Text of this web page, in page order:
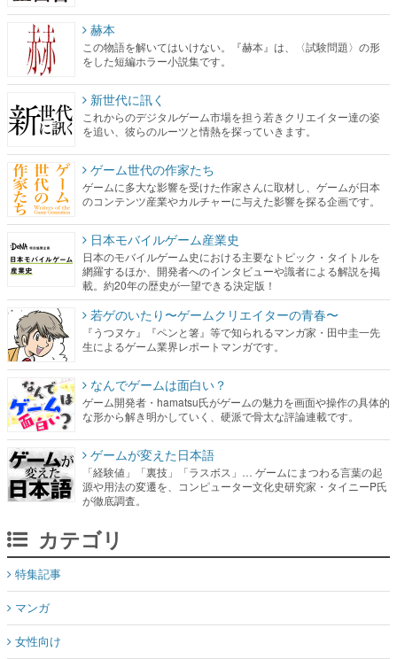
赫本
この物語を解いてはいけない。『赫本』は、〈試験問題〉の形
をした短編ホラー小説集です。
新世代に訊く
これからのデジタルゲーム市場を担う若きクリエイター達の姿
を追い、彼らのルーツと情熱を探っていきます。
ゲーム世代の作家たち
ゲームに多大な影響を受けた作家さんに取材し、ゲームが日本
のコンテンツ産業やカルチャーに与えた影響を探る企画です。
日本モバイルゲーム産業史
日本のモバイルゲーム史における主要なトピック・タイトルを
網羅するほか、開発者へのインタビューや識者による解説を掲
載。約20年の歴史が一望できる決定版！
若ゲのいたり〜ゲームクリエイターの青春〜
『うつヌケ』『ペンと箸』等で知られるマンガ家・田中圭一先
生によるゲーム業界レポートマンガです。
なんでゲームは面白い？
ゲーム開発者・hamatsu氏がゲームの魅力を画面や操作の具体的
な形から解き明かしていく、硬派で骨太な評論連載です。
ゲームが変えた日本語
「経験値」「裏技」「ラスボス」… ゲームにまつわる言葉の起
源や用法の変遷を、コンピューター文化史研究家・タイニーP氏
が徹底調査。
カテゴリ
特集記事
マンガ
女性向け